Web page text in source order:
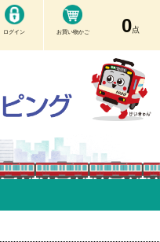
ログイン お買い物かご 0点